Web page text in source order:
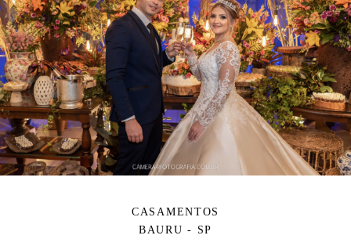
CASAMENTOS
BAURU - SP